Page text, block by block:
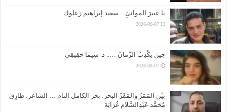
يا عبيرَ الموانئِ…سعيد إبراهيم زعلوك
2026-08-07
حِينَ يَكْذِبُ الزَّمانُ ….. د. سِيما حَقِيقِي
2026-08-07
بَيْنَ المَمَرِّ وَالمَقَرِّ البحر: بحر الكامل التام … الشاعر: طَارِق
مُحَمَّد عَبْدِالسَّلَام غُرَابَة